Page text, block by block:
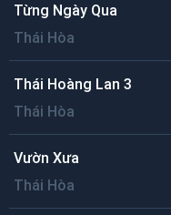
Từng Ngày Qua
Thái Hòa
Thái Hoàng Lan 3
Thái Hòa
Vườn Xưa
Thái Hòa